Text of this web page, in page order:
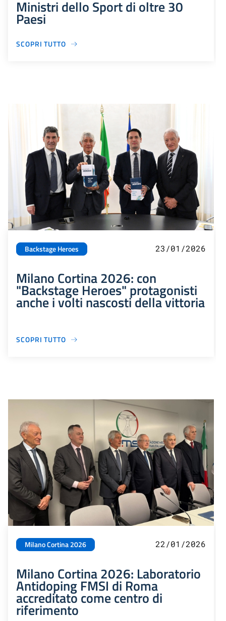
Ministri dello Sport di oltre 30
Paesi
SCOPRI TUTTO
Backstage Heroes 23/01/2026
Milano Cortina 2026: con
"Backstage Heroes" protagonisti
anche i volti nascosti della vittoria
SCOPRI TUTTO
Milano Cortina 2026 22/01/2026
Milano Cortina 2026: Laboratorio
Antidoping FMSI di Roma
accreditato come centro di
riferimento